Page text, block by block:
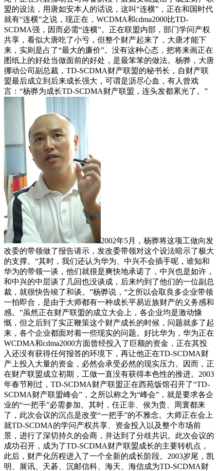
盟的设法，用唐如安本人的话说，这叫“连横”，正在和国时代
就有“连横”之说，现正在，WCDMA和cdma2000比TD-
SCDMA强，因而必需“连横”。正在联盟内部，部门学问产权
共享，看似大唐吃了小亏，但整个财产起来了，大唐才能下
来，实则是占了“最大的廉价”。没有这种心态，把将来画正在
图纸上的好处当做面前的好处，是最笨笨的做法。杨骅，大唐
挪动公司副总裁，TD-SCDMA财产联盟的秘书长，自财产联
盟最后成立到后来成长强大，可谓是沥尽心血，有人曾戏
言：“杨骅为成长TD-SCDMA财产联盟，连头发都累光了。”
2002年5月，杨骅将这项工做向发
改委的带领做了报告请示，发改委带领对这个设法暗示了极大
的支撑。“其时，我们还认为华为、中兴不会插手呢，谁知和
华为的带领一谈，他们就很是爽快地承诺了，中兴也是如许，
和中兴的中层谈了几回也没谈成，后来约到了他们的一位副总
裁，就很快告竣了和谈。”杨骅说，“之所以会取良多企业带领
一拍即合，是由于大师都有一种成长平易近族财产的义务感和
感。”虽然正在财产联盟的成立大会上，各企业均是激动慷
慨，但之后到了实正鞭策这个财产成长的时候，问题就多了起
来，各个企业都面对着一些现实的问题。好比华为，华为正在
WCDMA和cdma2000方面曾经投入了巨额的资金，正在其投
入还没有获得任何报答的环境下，再让他正在TD-SCDMA财
产上投入大量的资金，必然会承受必然的现实压力。因而，正
在财产联盟成立初期，工做一直没有获得本色性的推进。2003
年春节刚过，TD-SCDMA财产联盟正在西苑饭馆召开了“TD-
SCDMA财产联盟峰会”，之所以称之为“峰会”，就是要求各企
业的“一把手”必需参加。其时，任正非、侯为贵、周寰都来
了，此次会议的沉点是改变“一把手”的不雅念。大师正在会上
就TD-SCDMA的学问产权共享、资金投入以及整个市场前
景，进行了深切持久的会商，并达到了分歧共识。此次会议的
成功召开，成为了TD-SCDMA财产联盟成长的主要转机点，
此后，财产化历程进入了一个全新的成长阶段。2003岁尾，凯
明、展讯、天碁、沉邮信科、海天、海信成为TD-SCDMA财